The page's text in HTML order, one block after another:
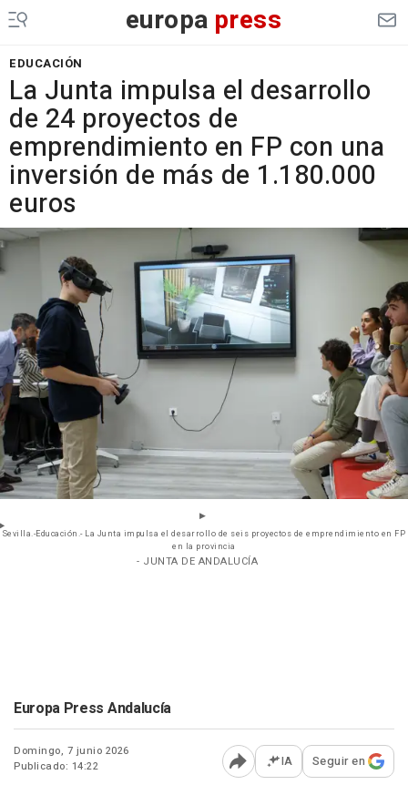
europa press
EDUCACIÓN
La Junta impulsa el desarrollo
de 24 proyectos de
emprendimiento en FP con una
inversión de más de 1.180.000
euros
Sevilla.-Educación.- La Junta impulsa el desarrollo de seis proyectos de emprendimiento en FP
en la provincia
- JUNTA DE ANDALUCÍA
Europa Press Andalucía
Domingo, 7 junio 2026
Publicado: 14:22
Abrir opciones para
IA Seguir en